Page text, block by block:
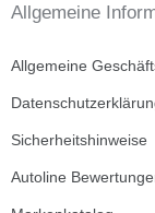
Allgemeine
Allgemeine
Sicherheitshinweise
Autoline